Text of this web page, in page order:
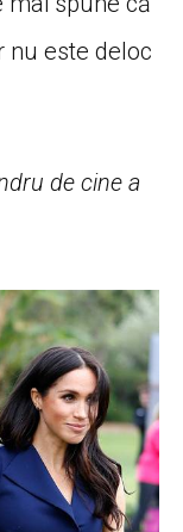
nu este deloc
de cine a